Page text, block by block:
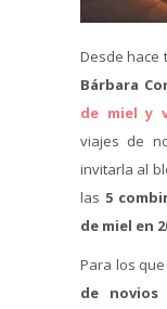
Desde hace
Bárbara
de miel y
viajes de
invitarla al
las 5
de miel en
Para los
de novios